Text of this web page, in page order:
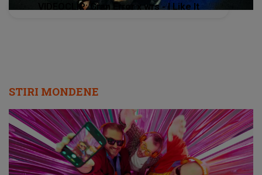
VIDEOCLIP: Gran Error x wrs - I Like It
STIRI MONDENE